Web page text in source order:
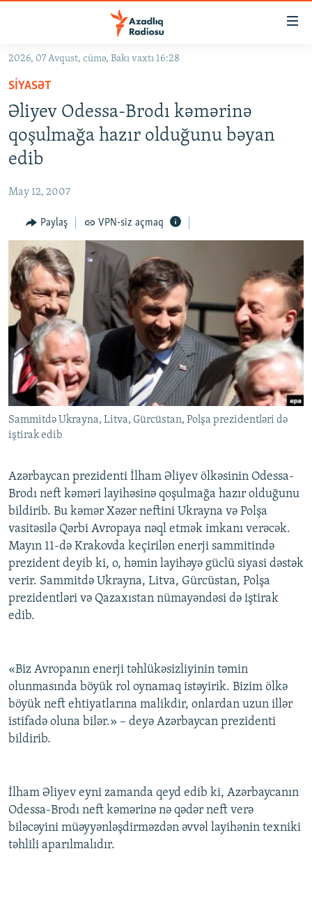
Əsas
qayıt
Əsas
naviqasiyaya
qayıt
Axtarışa
GÜNDƏM
#İZAHLA
KORRUPSIOMETR
#ƏSLINDƏ
QANUNI DOĞRU
ARAŞDIRMA
MULTIMEDIA
VIDEO
FOTOQALEREYA
İNFOQRAFIKA
KARIKATURA
RADIO ARXIV
OXU ZALI
AZƏRBAYCAN ƏDƏBIYYATI KITABXANASI
İSLAM VƏ DEMOKRATIYA
İZ - MƏDƏNIYYƏT PROQRAMI
HAQQIMIZDA
MISSIYAMIZ
PEŞƏ ETIKASI VƏ JURNALISTIKA STANDARTLARIMIZ
MATERIALLARIMIZDAN ISTIFADƏ
AZADLIQRADIOSU MOBIL TELEFONUNUZDA
BIZIMLƏ ƏLAQƏ
BIZI IZLƏ
RFE/RL-in bütün saytları
2026, 07 Avqust, cümə, Bakı vaxtı 16:28
SIYASƏT
Əliyev Odessa-Brodı kəmərinə
qoşulmağa hazır olduğunu bəyan
edib
May 12, 2007
Paylaş VPN-siz açmaq
Sammitdə Ukrayna, Litva, Gürcüstan, Polşa prezidentləri də
iştirak edib
Azərbaycan prezidenti İlham Əliyev ölkəsinin Odessa-
Brodı neft kəməri layihəsinə qoşulmağa hazır olduğunu
bildirib. Bu kəmər Xəzər neftini Ukrayna və Polşa
vasitəsilə Qərbi Avropaya nəql etmək imkanı verəcək.
Mayın 11-də Krakovda keçirilən enerji sammitində
prezident deyib ki, o, həmin layihəyə güclü siyasi dəstək
verir. Sammitdə Ukrayna, Litva, Gürcüstan, Polşa
prezidentləri və Qazaxıstan nümayəndəsi də iştirak
edib.
«Biz Avropanın enerji təhlükəsizliyinin təmin
olunmasında böyük rol oynamaq istəyirik. Bizim ölkə
böyük neft ehtiyatlarına malikdir, onlardan uzun illər
istifadə oluna bilər.» – deyə Azərbaycan prezidenti
bildirib.
İlham Əliyev eyni zamanda qeyd edib ki, Azərbaycanın
Odessa-Brodı neft kəmərinə nə qədər neft verə
biləcəyini müəyyənləşdirməzdən əvvəl layihənin texniki
təhlili aparılmalıdır.